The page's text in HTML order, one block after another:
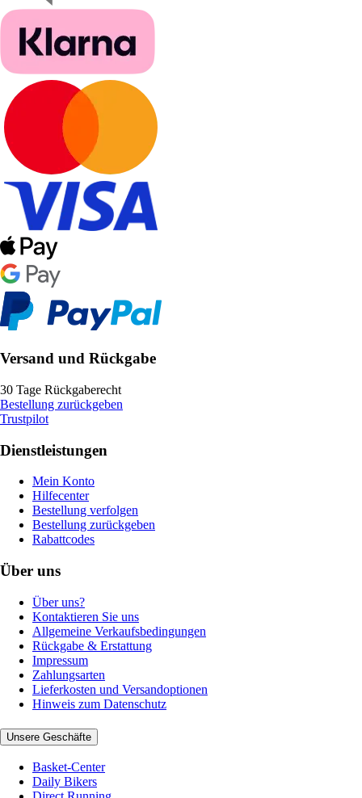
Versand und Rückgabe
30 Tage Rückgaberecht
Bestellung zurückgeben
Trustpilot
Dienstleistungen
Mein Konto
Hilfecenter
Bestellung verfolgen
Bestellung zurückgeben
Rabattcodes
Über uns
Über uns?
Kontaktieren Sie uns
Allgemeine Verkaufsbedingungen
Rückgabe & Erstattung
Impressum
Zahlungsarten
Lieferkosten und Versandoptionen
Hinweis zum Datenschutz
Unsere Geschäfte
Basket-Center
Daily Bikers